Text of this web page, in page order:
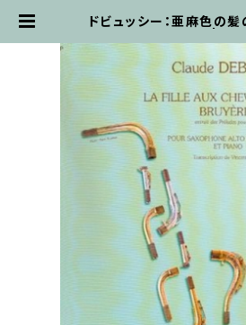
ドビュッシー：亜麻色の
店 アトリエ・デ・くっ